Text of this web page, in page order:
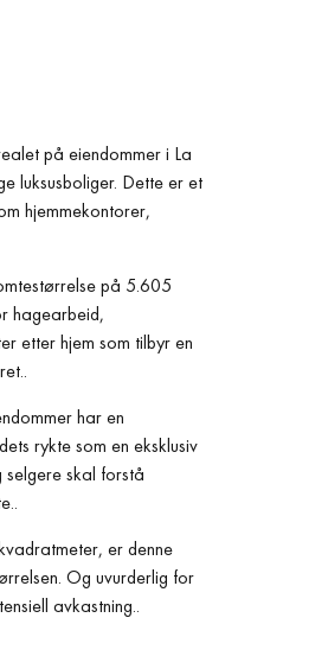
på eiendommer i La
luksusboliger. Dette er et
hjemmekontorer,
på 5.605
hagearbeid,
etter hjem som tilbyr en
har en
rykte som en eksklusiv
skal forstå
er denne
Og uvurderlig for
avkastning..